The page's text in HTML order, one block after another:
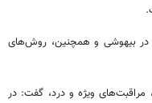
در بیهوشی و همچنین، روش‌های
، مراقبت‌های ویژه و درد، گفت: در